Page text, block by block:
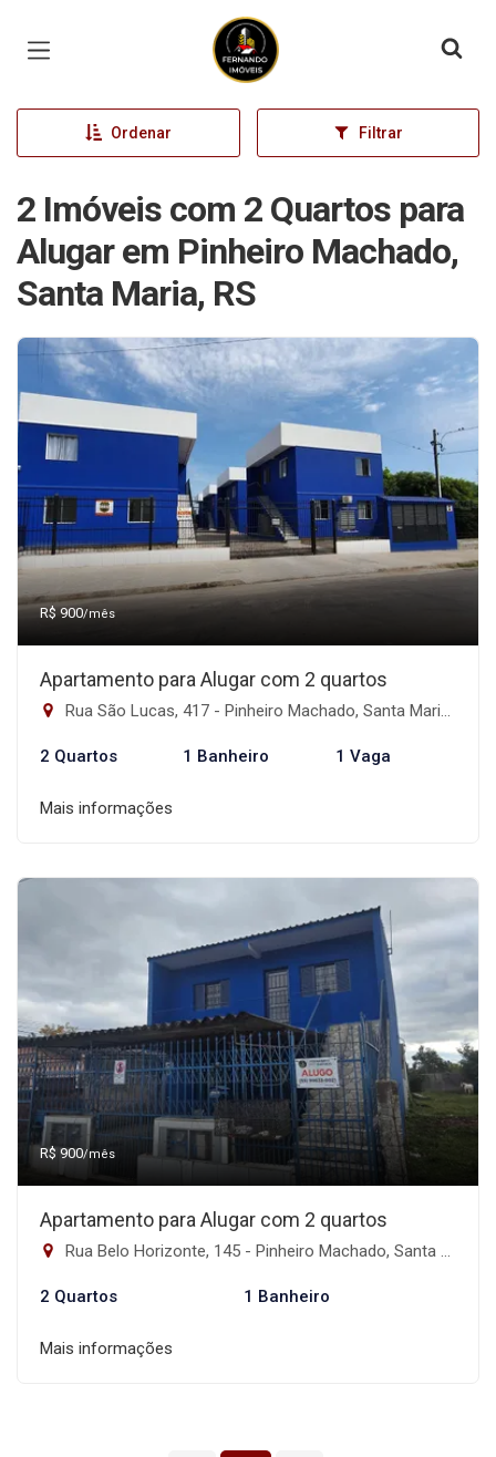
Página inicial
Ordenar Filtrar
2 Imóveis com 2 Quartos para
Alugar em Pinheiro Machado,
Santa Maria, RS
R$ 900/mês
Apartamento para Alugar com 2 quartos
Rua São Lucas, 417 - Pinheiro Machado, Santa Maria-RS
2 Quartos 1 Banheiro 1 Vaga
Mais informações
R$ 900/mês
Apartamento para Alugar com 2 quartos
Rua Belo Horizonte, 145 - Pinheiro Machado, Santa Maria-RS
2 Quartos 1 Banheiro
Mais informações